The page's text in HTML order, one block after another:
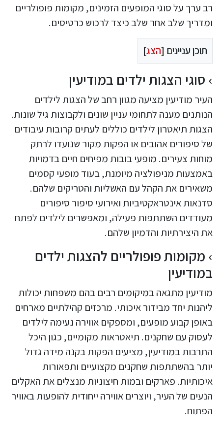
רב ערך על סוגי המופעים הזמינים, מקומות פופולריים
ומדריך שלב אחר שלב כיצד לרכוש כרטיסים.
תוכן עניינים [הצג]
סוגי הצגות ילדים במודיעין
העיר מודיעין מציעה מגוון רחב של הצגות לילדים
הנותנים מענה לתחומי עניין שונים ולקבוצות גיל שונות.
הצגות תיאטרון לילדים כוללים לעתים קרובות עיבודים
של סיפורים אהובים או הפקות מקור שנועדו לרתק
מוחות צעירים. מופעי בובות מפיחים חיים בדמויות
באמצעות מניפולציה מיומנת, בעוד מופעי קסמים
משאירים את הקהל עם האשליות והטריקים שלהם.
סדנאות אינטראקטיביות ואירועי סיפור סיפורים
מעודדים השתתפות פעילה, ומאפשרים לילדים לפתח
את היצירתיות והדמיון שלהם.
מקומות פופולריים להצגות ילדים
במודיעין
מודיעין מתגאה במיקומים רבים בהם משפחות יכולות
ליהנות יחד מבידור איכותי. מרכזים קהילתיים מארחים
באופן קבוע מופעים, ומספקים אווירה נעימה לילדים
לעסוק עם שחקנים. תיאטראות מקומיים, כגון היכל
התרבות במודיעין, מציעים הפקות בקנה מידה גדול
יותר בהשתתפות שחקנים מקצועיים ותפאורות
איכותיות. פארקים ובמות חיצוניות מנצלים את האקלים
הנעים של העיר, ויוצרים אווירה ייחודית להופעות באוויר
הפתוח.